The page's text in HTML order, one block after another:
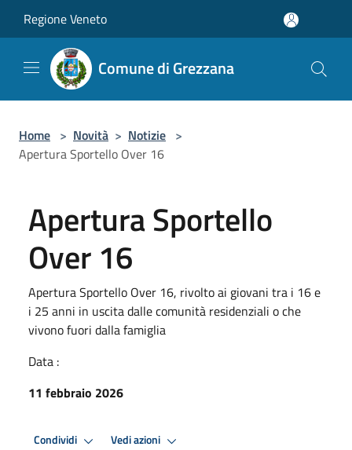
Regione Veneto
Comune di Grezzana
Home > Novità > Notizie >
Apertura Sportello Over 16
Apertura Sportello
Over 16
Apertura Sportello Over 16, rivolto ai giovani tra i 16 e
i 25 anni in uscita dalle comunità residenziali o che
vivono fuori dalla famiglia
Data :
11 febbraio 2026
Condividi Vedi azioni